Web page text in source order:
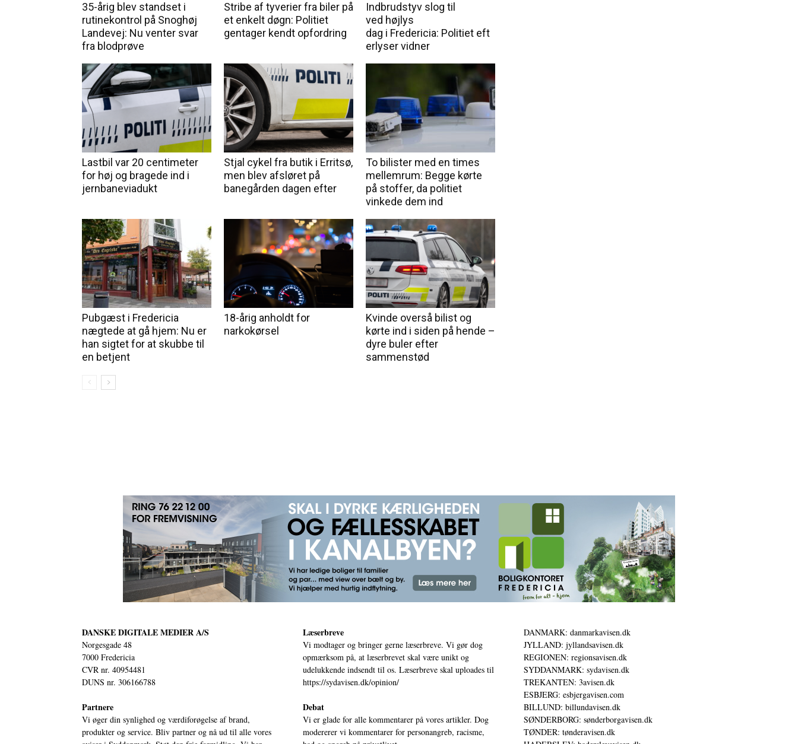
35-årig blev standset i
rutinekontrol på Snoghøj
Landevej: Nu venter svar
fra blodprøve
Stribe af tyverier fra biler på
et enkelt døgn: Politiet
gentager kendt opfordring
Indbrudstyv slog til
ved højlys
dag i Fredericia: Politiet eft
erlyser vidner
Lastbil var 20 centimeter
for høj og bragede ind i
jernbaneviadukt
Stjal cykel fra butik i Erritsø,
men blev afsløret på
banegården dagen efter
To bilister med en times
mellemrum: Begge kørte
på stoffer, da politiet
vinkede dem ind
Pubgæst i Fredericia
nægtede at gå hjem: Nu er
han sigtet for at skubbe til
en betjent
18-årig anholdt for
narkokørsel
Kvinde overså bilist og
kørte ind i siden på hende –
dyre buler efter
sammenstød
DANSKE DIGITALE MEDIER A/S
Norgesgade 48
7000 Fredericia
CVR nr. 40954481
DUNS nr. 306166788
Partnere
Vi øger din synlighed og værdiforøgelse af brand,
produkter og service. Bliv partner og nå ud til alle vores
Læserbreve
Vi modtager og bringer gerne læserbreve. Vi gør dog
opmærksom på, at læserbrevet skal være unikt og
udelukkende indsendt til os. Læserbreve skal uploades til
https://sydavisen.dk/opinion/
Debat
Vi er glade for alle kommentarer på vores artikler. Dog
modererer vi kommentarer for personangreb, racisme,
DANMARK: danmarkavisen.dk
JYLLAND: jyllandsavisen.dk
REGIONEN: regionsavisen.dk
SYDDANMARK: sydavisen.dk
TREKANTEN: 3avisen.dk
ESBJERG: esbjergavisen.com
BILLUND: billundavisen.dk
SØNDERBORG: sønderborgavisen.dk
TØNDER: tønderavisen.dk